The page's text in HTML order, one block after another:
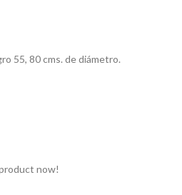
55, 80 cms. de diámetro.
now!